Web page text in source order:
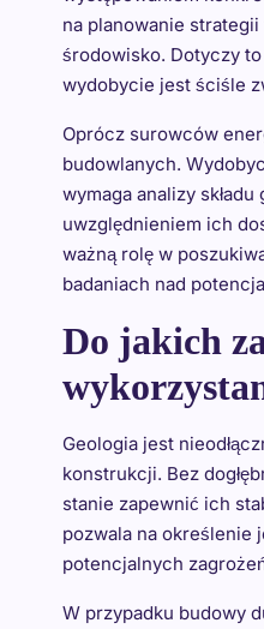
na planowanie
środowisko. Dotyczy
wydobycie jest ściśle
Oprócz surowców
budowlanych.
wymaga analizy
uwzględnieniem ich
ważną rolę w
badaniach nad
Do jakich
Geologia jest
konstrukcji. Bez
stanie zapewnić ich
pozwala na określenie
potencjalnych
W przypadku budowy